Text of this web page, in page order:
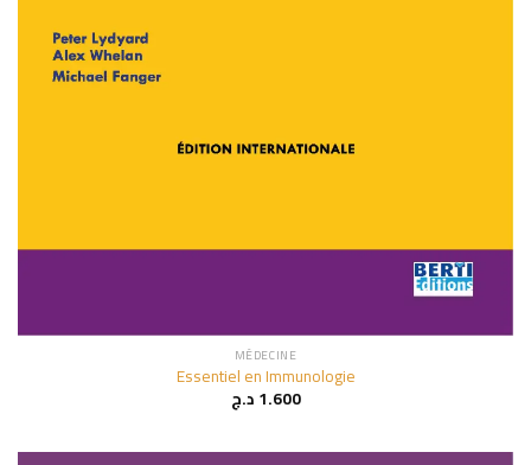
MÉDECINE
Essentiel en Immunologie
1.600د.ج